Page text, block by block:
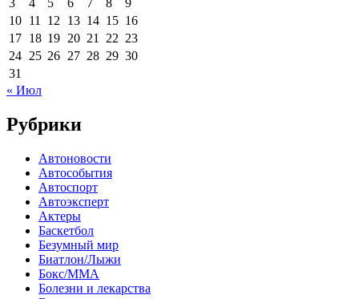
3
4 5 6 7 8
9
10 11 12 13 14 15 16
17 18 19 20 21 22 23
24 25 26 27 28 29 30
31
« Июл
Рубрики
Автоновости
Автособытия
Автоспорт
Автоэксперт
Актеры
Баскетбол
Безумный мир
Биатлон/Лыжи
Бокс/MMA
Болезни и лекарства